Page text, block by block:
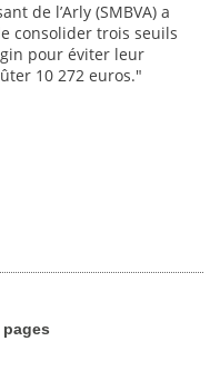
de l’Arly (SMBVA) a
consolider trois seuils
pour éviter leur
10 272 euros."